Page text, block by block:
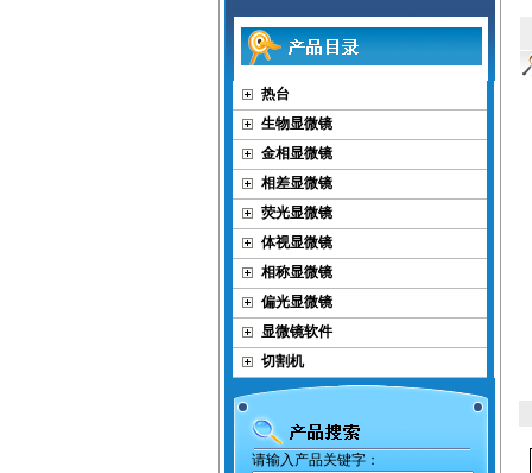
热台
生物显微镜
金相显微镜
相差显微镜
荧光显微镜
体视显微镜
相称显微镜
偏光显微镜
显微镜软件
切割机
请输入产品关键字：